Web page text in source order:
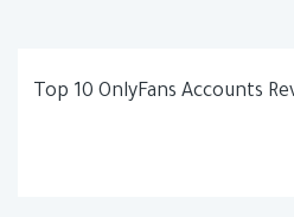
Top 10 OnlyFans Accounts